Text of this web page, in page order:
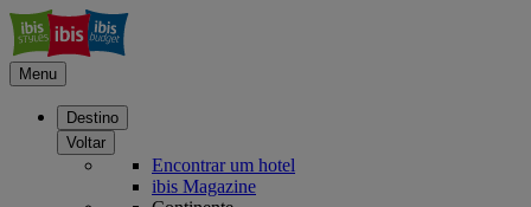
Menu
Destino
Voltar
Encontrar um hotel
ibis Magazine